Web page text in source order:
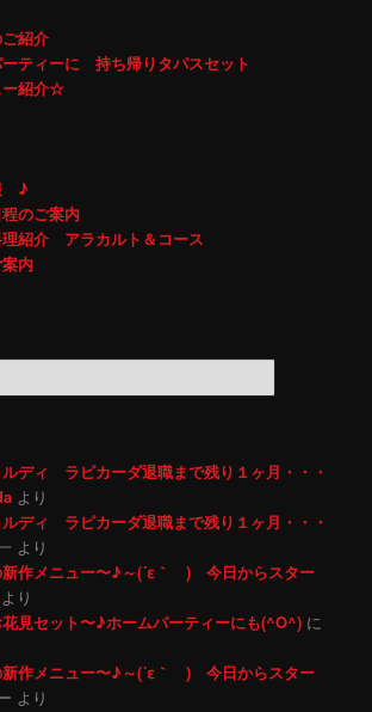
紹介
ティーに 持ち帰りタパスセット
ー紹介☆
♪
のご案内
理紹介 アラカルト＆コース
内
ディ ラピカーダ退職まで残り１ヶ月・・・
より
ディ ラピカーダ退職まで残り１ヶ月・・・
より
作メニュー〜♪～(´ε｀ ) 今日からスター
より
見セット〜♪ホームパーティーにも(^O^) に
作メニュー〜♪～(´ε｀ ) 今日からスター
より